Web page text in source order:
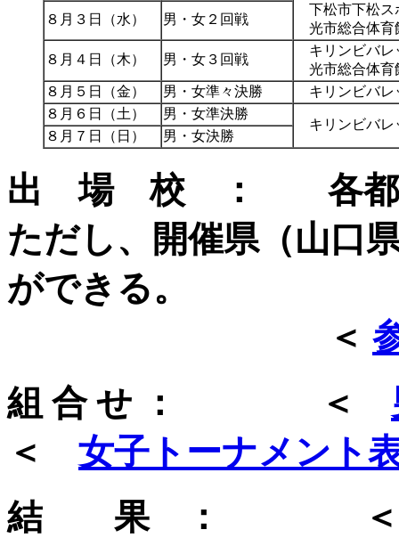
下松市下松ス
光市総合体育
８月３日（水） 男・女２回戦
８月４日（木） 男・女３回戦
キリンビバ
光市総合体育
８月５日（金）
男・女準々決勝
キリンビバレ
８月６日（土）
男・女準決勝
キリンビバレ
８月７日（日） 男・女決勝
出 場 校 ： 各都道
ただし、開催県（山口
ができる。
＜
組 合 せ ： ＜
＜ 女子トーナメント
結 果 ：